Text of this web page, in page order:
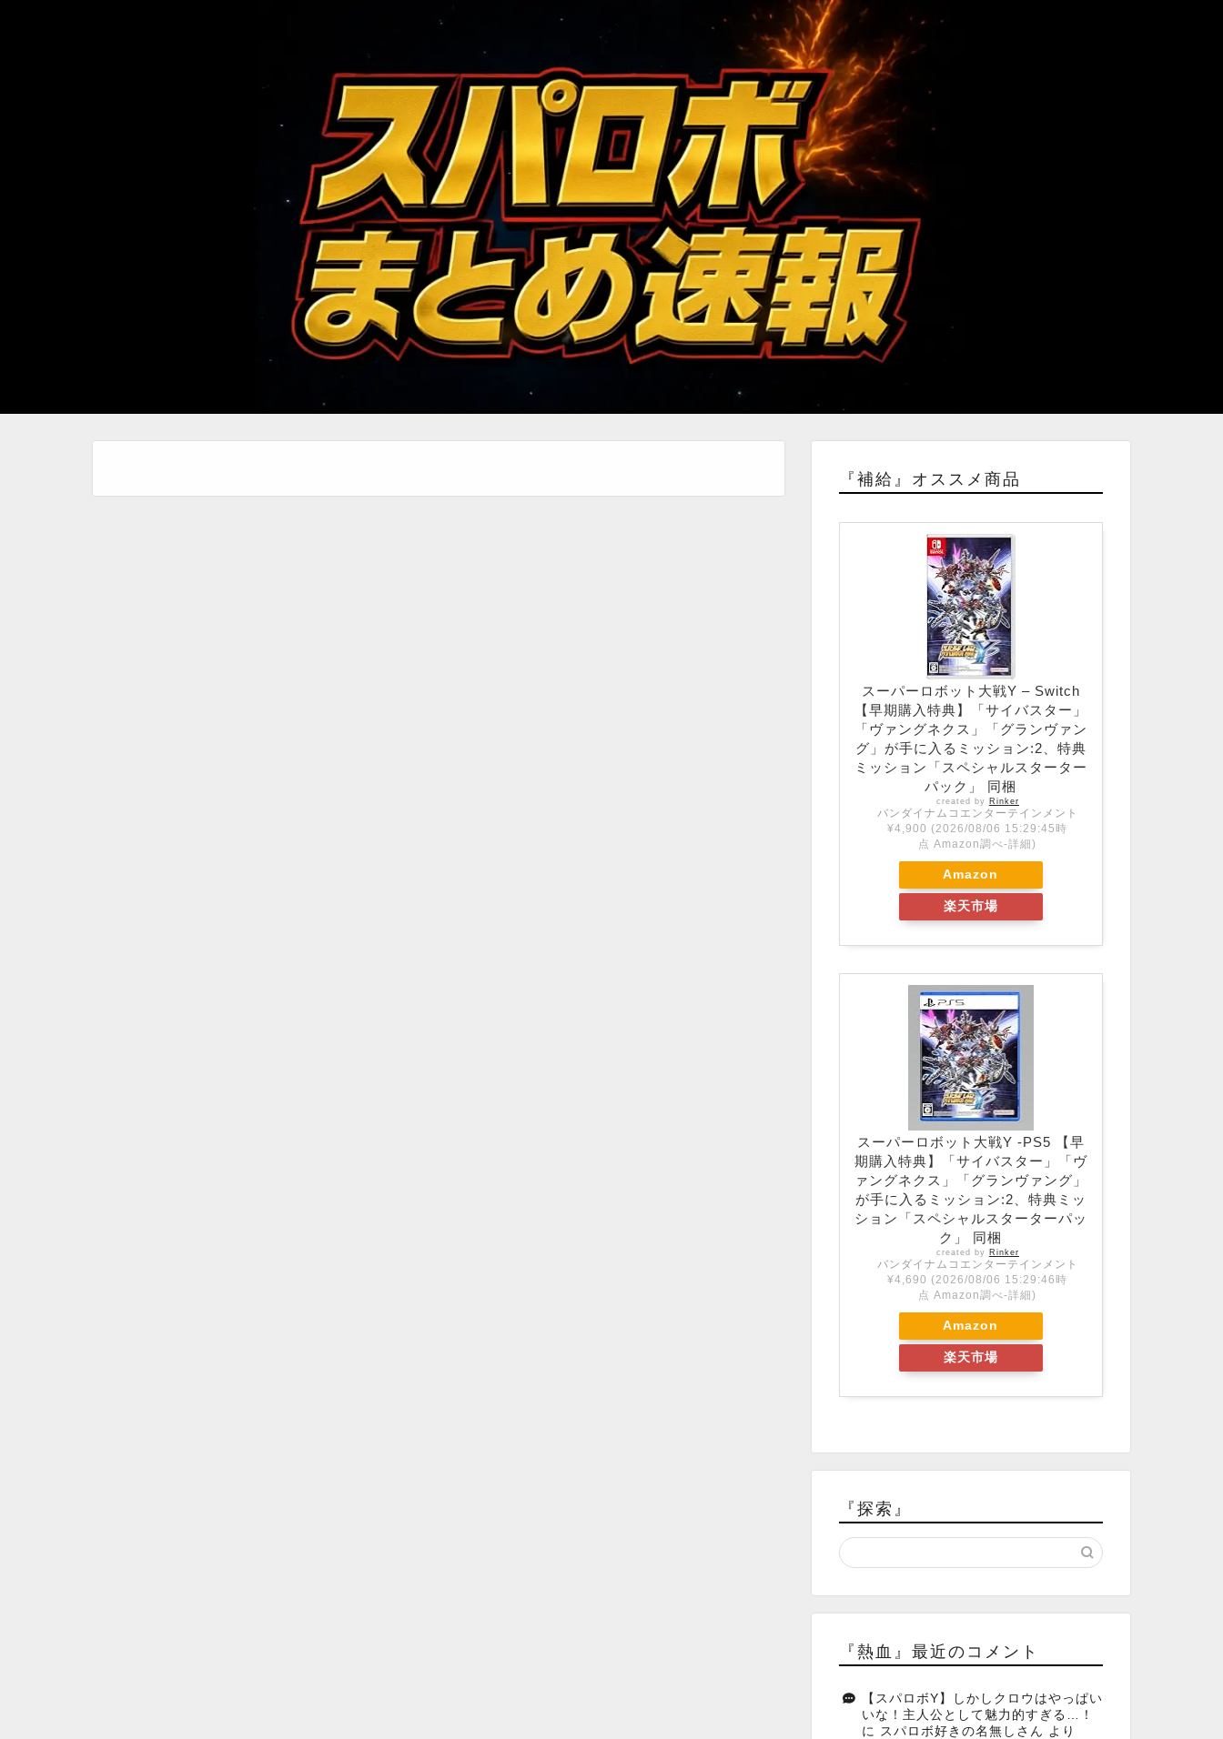
『補給』オススメ商品
スーパーロボット大戦Y – Switch
【早期購入特典】「サイバスター」
「ヴァングネクス」「グランヴァン
グ」が手に入るミッション:2、特典
ミッション「スペシャルスターター
パック」 同梱
created by Rinker
バンダイナムコエンターテインメント
¥4,900 (2026/08/06 15:29:45時
点 Amazon調べ-詳細)
Amazon
楽天市場
スーパーロボット大戦Y -PS5 【早
期購入特典】「サイバスター」「ヴ
ァングネクス」「グランヴァング」
が手に入るミッション:2、特典ミッ
ション「スペシャルスターターパッ
ク」 同梱
created by Rinker
バンダイナムコエンターテインメント
¥4,690 (2026/08/06 15:29:46時
点 Amazon調べ-詳細)
Amazon
楽天市場
『探索』
『熱血』最近のコメント
【スパロボY】しかしクロウはやっぱい
いな！主人公として魅力的すぎる…！
に
スパロボ好きの名無しさん より